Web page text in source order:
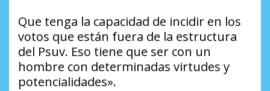
Que tenga la capacidad de incidir en los
votos que están fuera de la estructura
del Psuv. Eso tiene que ser con un
hombre con determinadas virtudes y
potencialidades».